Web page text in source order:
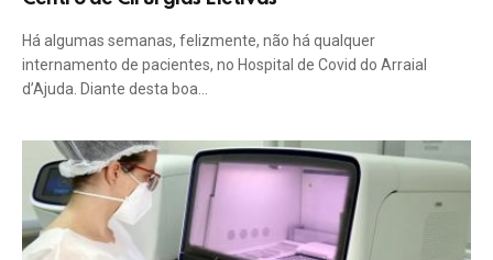
Há algumas semanas, felizmente, não há qualquer
internamento de pacientes, no Hospital de Covid do Arraial
d’Ajuda. Diante desta boa…